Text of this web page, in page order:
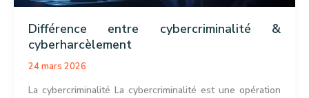
Différence entre cybercriminalité &
cyberharcèlement
24 mars 2026
La cybercriminalité La cybercriminalité est une opération